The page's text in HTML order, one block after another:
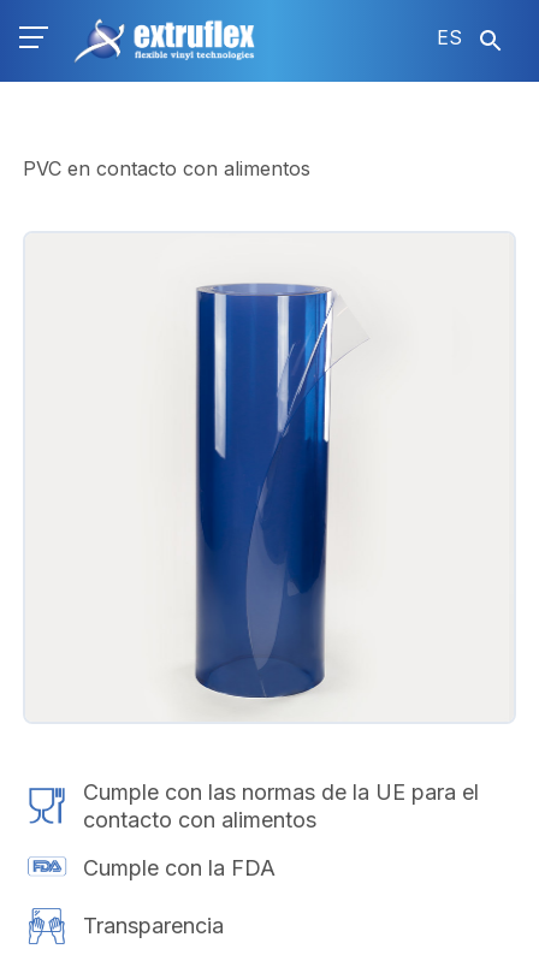
ES
PVC en contacto con alimentos
Cumple con las normas de la UE para el
contacto con alimentos
Cumple con la FDA
Transparencia